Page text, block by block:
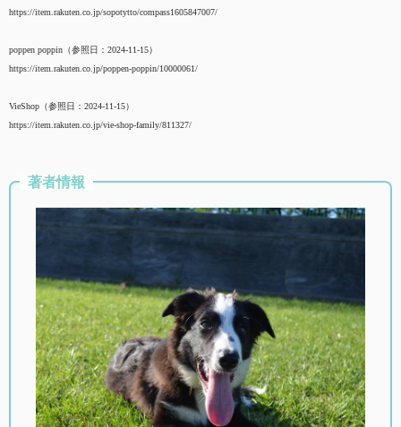
https://item.rakuten.co.jp/sopotytto/compass1605847007/
poppen poppin（参照日：2024-11-15）
https://item.rakuten.co.jp/poppen-poppin/10000061/
VieShop（参照日：2024-11-15）
https://item.rakuten.co.jp/vie-shop-family/811327/
著者情報